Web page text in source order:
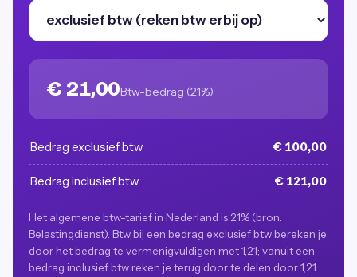
€ 21,00Btw-bedrag (21%)
Bedrag exclusief btw € 100,00
Bedrag inclusief btw € 121,00
Het algemene btw-tarief in Nederland is 21% (bron:
Belastingdienst). Btw bij een bedrag exclusief btw bereken je
door het bedrag te vermenigvuldigen met 1,21; vanuit een
bedrag inclusief btw reken je terug door te delen door 1,21.